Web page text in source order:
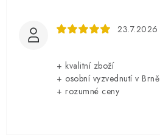
23.7.2026
+ kvalitní zboží
+ osobní vyzvednutí v Brně
+ rozumné ceny